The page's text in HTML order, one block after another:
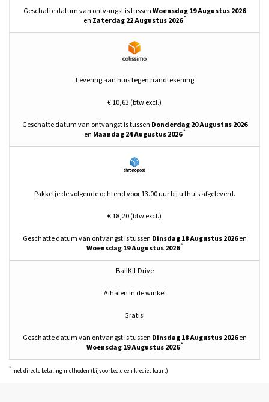
Vierkant
Oranje
Geschatte datum van ontvangst is tussen Woensdag 19 Augustus 2026
en Zaterdag 22 Augustus 2026 *
Levering aan huis tegen handtekening
€ 10,63 (btw excl.)
Geschatte datum van ontvangst is tussen Donderdag 20 Augustus 2026
en Maandag 24 Augustus 2026 *
Pakketje de volgende ochtend voor 13.00 uur bij u thuis afgeleverd.
€ 18,20 (btw excl.)
Geschatte datum van ontvangst is tussen Dinsdag 18 Augustus 2026en
Woensdag 19 Augustus 2026 *
BallKit Drive
Afhalen in de winkel
Gratis!
Geschatte datum van ontvangst is tussen Dinsdag 18 Augustus 2026en
Woensdag 19 Augustus 2026 *
* met directe betaling methoden (bijvoorbeeld een krediet kaart)